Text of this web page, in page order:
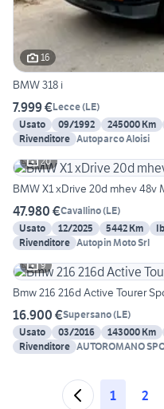
16
BMW 318 i
7.999 €Lecce(LE)
Usato
09/1992 245000 Km
Rivenditore Autoparco Aloisi
20
BMW X1 xDrive 20d mhev 48v
47.980 €Cavallino(LE)
Usato
12/2025 5442 Km
Rivenditore Autopin Moto Srl
9
Bmw 216 216d Active Tourer
16.900 €Supersano(LE)
Usato
03/2016 143000 Km
Rivenditore AUTOROMANO
1 2